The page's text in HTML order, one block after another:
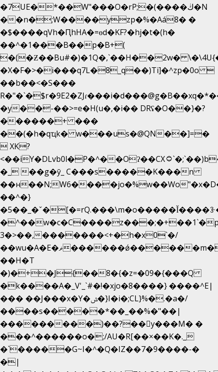
�7UE�*��W"���O�rP;�(����ڬ�N
��n�;W����yzp�%�Aá8� �
�$����qVh�ԤhHA�=ɵd�KF?�hj�t�(h�
��^�1���B��p�B+(
�(�Ƶ��Bu#�)�1Q�,`��H��2w�
�X�F�>�i���q7L�8_q��)Ti]�^zp�0o 
��b��<�S���
�y��-��>=e�H(u�,�i�� DRʢ�O��}�?
������+ ���
��(�h�qҵk� w���us�@QN��]=�
 XK?
<��iY�DLvb0l�P�^��Oʔ��CX۝`�;`��)b���'�p�&v5(�
�_ ��g�ӯ_ C���s�����K���n
��н��N;W6����jo�%w��Wo
��^�}
�5��
3�>��,�������<+�h�x0`�/
��wu�A�E�ޥ������ǿ������m��d�C��9��e�D��1�2�/
��H�T
�)�+�J{��8�{�z=�09�{���Q
�k����A�_V'_`#�!�xjo�8����} ����^E|
��� ��J���x�Y�ݜ�}I�i�;CL}%�.�a�/
����s�����*��_��%�"��|
���������)��?��򥞾y���M� �
���^������o�;/AU�R[��×��K�._
�`�����G~I�^�Q�IZ��7�9����-�
�|